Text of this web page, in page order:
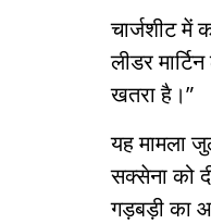
चार्जशीट में
लीडर
खतरा है।”
यह मामला
सक्सेना को
गड़बड़ी का